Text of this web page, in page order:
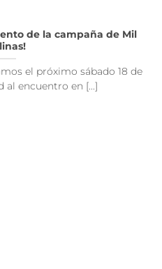
de la campaña de Mil
el próximo sábado 18 de
al encuentro en [...]